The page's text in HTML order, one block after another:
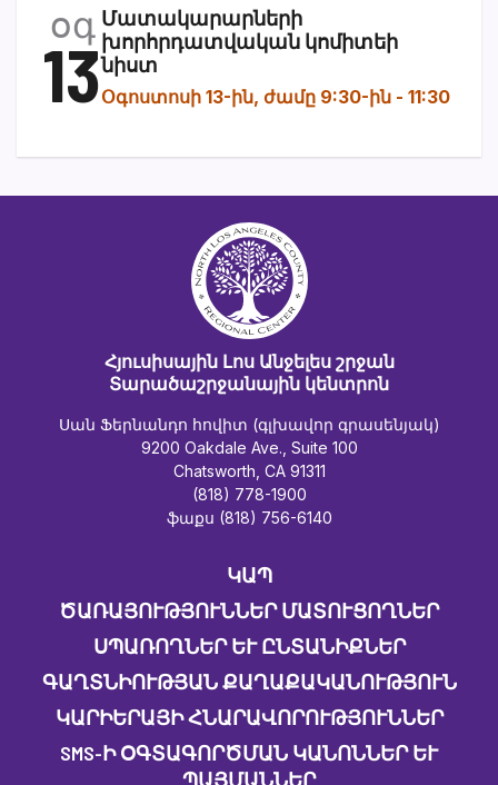
օգ
13
Մատակարարների
խորհրդատվական կոմիտեի
նիստ
Օգոստոսի 13-ին, ժամը 9:30-ին - 11:30
Հյուսիսային Լոս Անջելես շրջան
Տարածաշրջանային կենտրոն
Սան Ֆերնանդո հովիտ (գլխավոր գրասենյակ)
9200 Oakdale Ave., Suite 100
Chatsworth, CA 91311
(818) 778-1900
ֆաքս (818) 756-6140
ԿԱՊ
ԾԱՌԱՅՈՒԹՅՈՒՆՆԵՐ ՄԱՏՈՒՑՈՂՆԵՐ
ՍՊԱՌՈՂՆԵՐ ԵՒ ԸՆՏԱՆԻՔՆԵՐ
ԳԱՂՏՆԻՈՒԹՅԱՆ ՔԱՂԱՔԱԿԱՆՈՒԹՅՈՒՆ
ԿԱՐԻԵՐԱՅԻ ՀՆԱՐԱՎՈՐՈՒԹՅՈՒՆՆԵՐ
SMS-Ի ՕԳՏԱԳՈՐԾՄԱՆ ԿԱՆՈՆՆԵՐ ԵՒ Պ
ԱՅՄԱՆՆԵՐ